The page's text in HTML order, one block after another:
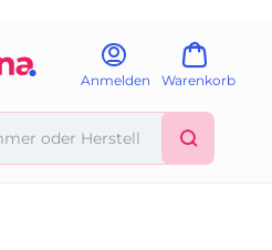
Anmelden Warenkorb